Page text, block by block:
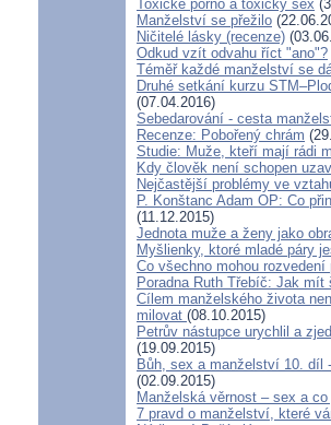
Toxické porno a toxický sex
Manželství se přežilo
Ničitelé lásky (recenze)
Odkud vzít odvahu říct "ano"?
Téměř každé manželství se
Druhé setkání kurzu
(07.04.2016)
Sebedarování - cesta
Recenze: Pobořený chrám
Studie: Muže, kteří mají rádi
Kdy člověk není schopen
Nejčastější problémy ve
P. Konštanc Adam OP: Co
(11.12.2015)
Jednota muže a ženy jako
Myšlienky, ktoré mladé páry
Co všechno mohou
Poradna Ruth Třebíč: Jak
Cílem manželského života
milovat (08.10.2015)
Petrův nástupce urychlil a
(19.09.2015)
Bůh, sex a manželství 10. díl
(02.09.2015)
Manželská věrnost – sex a
7 pravd o manželství, které